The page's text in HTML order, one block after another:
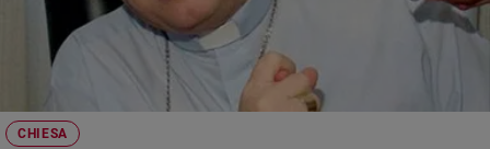
CHIESA